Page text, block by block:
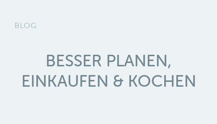
BLOG
BESSER PLANEN,
EINKAUFEN & KOCHEN